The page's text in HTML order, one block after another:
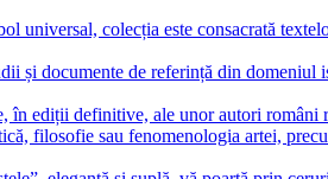
universal, colecția este consacrată
și documente de referință din
în ediții definitive, ale unor autori
filosofie sau fenomenologia artei,